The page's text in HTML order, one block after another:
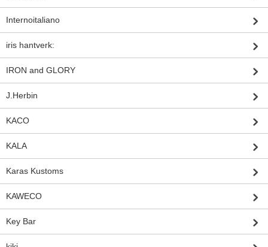
Internoitaliano
iris hantverk:
IRON and GLORY
J.Herbin
KACO
KALA
Karas Kustoms
KAWECO
Key Bar